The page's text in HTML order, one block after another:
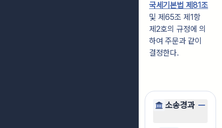
국세기본법 제81조
및 제65조 제1항
제2호의 규정에 의
하여 주문과 같이
결정한다.
소송경과